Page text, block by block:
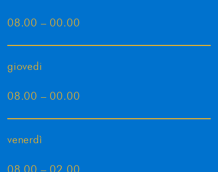
08.00 – 00.00
giovedi
08.00 – 00.00
venerdì
08.00 – 02.00